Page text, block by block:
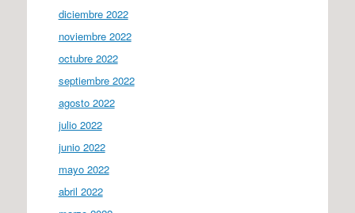
diciembre 2022
noviembre 2022
octubre 2022
septiembre 2022
agosto 2022
julio 2022
junio 2022
mayo 2022
abril 2022